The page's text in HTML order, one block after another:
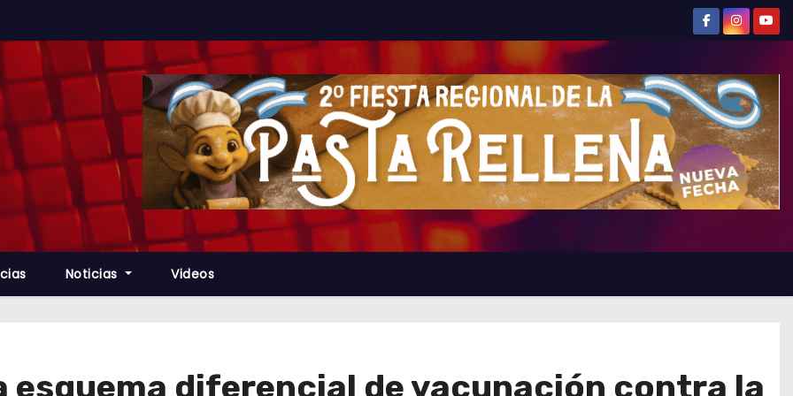
Noticias Videos
esquema diferencial de vacunación contra la